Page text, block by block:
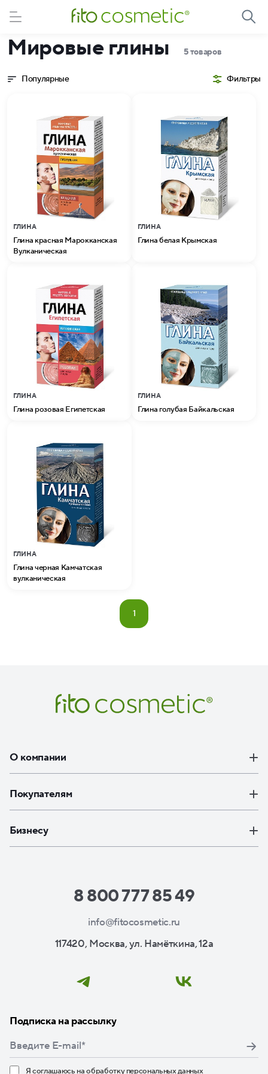
Мировые глины 5 товаров
Популярные Фильтры
ГЛИНА
Глина красная Марокканская
Вулканическая
ГЛИНА
Глина белая Крымская
ГЛИНА
Глина розовая Египетская
ГЛИНА
Глина голубая Байкальская
ГЛИНА
Глина черная Камчатская
вулканическая
1
О компании
Покупателям
Бизнесу
8 800 777 85 49
info@fitocosmetic.ru
117420, Москва, ул. Намёткина, 12а
Подписка на рассылку
Я соглашаюсь наобработку персональных данных